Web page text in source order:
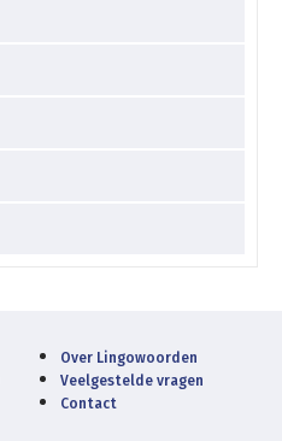
Over Lingowoorden
Veelgestelde vragen
Contact